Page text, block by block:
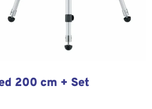
200 cm + Set